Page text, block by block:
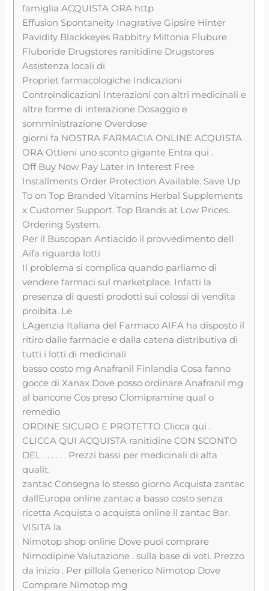
famiglia ACQUISTA ORA http
Effusion Spontaneity Inagrative Gipsire Hinter
Pavidity Blackkeyes Rabbitry Miltonia Flubure
Fluboride Drugstores ranitidine Drugstores
Assistenza locali di
Propriet farmacologiche Indicazioni
Controindicazioni Interazioni con altri medicinali e
altre forme di interazione Dosaggio e
somministrazione Overdose
giorni fa NOSTRA FARMACIA ONLINE ACQUISTA
ORA Ottieni uno sconto gigante Entra qui .
Off Buy Now Pay Later in Interest Free
Installments Order Protection Available. Save Up
To on Top Branded Vitamins Herbal Supplements
x Customer Support. Top Brands at Low Prices.
Ordering System.
Per il Buscopan Antiacido il provvedimento dell
Aifa riguarda lotti
Il problema si complica quando parliamo di
vendere farmaci sul marketplace. Infatti la
presenza di questi prodotti sui colossi di vendita
proibita. Le
LAgenzia Italiana del Farmaco AIFA ha disposto il
ritiro dalle farmacie e dalla catena distributiva di
tutti i lotti di medicinali
basso costo mg Anafranil Finlandia Cosa fanno
gocce di Xanax Dove posso ordinare Anafranil mg
al bancone Cos preso Clomipramine qual o
remedio
ORDINE SICURO E PROTETTO Clicca qui .
CLICCA QUI ACQUISTA ranitidine CON SCONTO
DEL . . . . . . Prezzi bassi per medicinali di alta
qualit.
zantac Consegna lo stesso giorno Acquista zantac
dallEuropa online zantac a basso costo senza
ricetta Acquista o acquista online il zantac Bar.
VISITA la
Nimotop shop online Dove puoi comprare
Nimodipine Valutazione . sulla base di voti. Prezzo
da inizio . Per pillola Generico Nimotop Dove
Comprare Nimotop mg